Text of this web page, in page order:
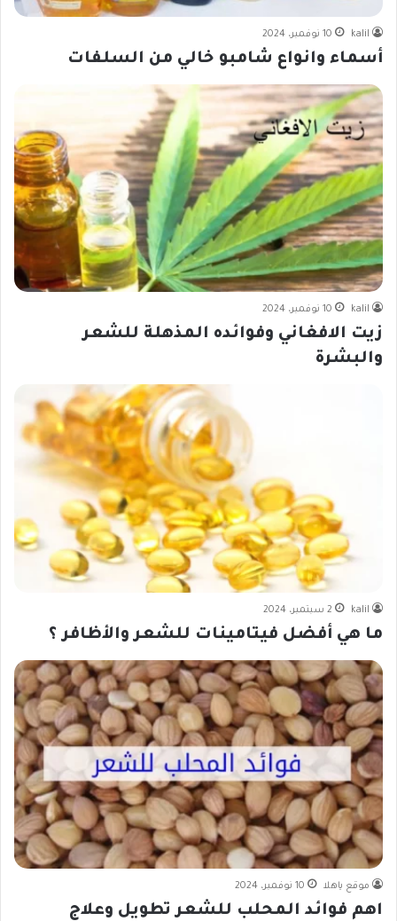
kalil 10 نوفمبر، 2024
أسماء وانواع شامبو خالي من السلفات
kalil 10 نوفمبر، 2024
زيت الافغاني وفوائده المذهلة للشعر
والبشرة
kalil 2 سبتمبر، 2024
ما هي أفضل فيتامينات للشعر والأظافر ؟
موقع ياهلا 10 نوفمبر، 2024
اهم فوائد المحلب للشعر تطويل وعلاج